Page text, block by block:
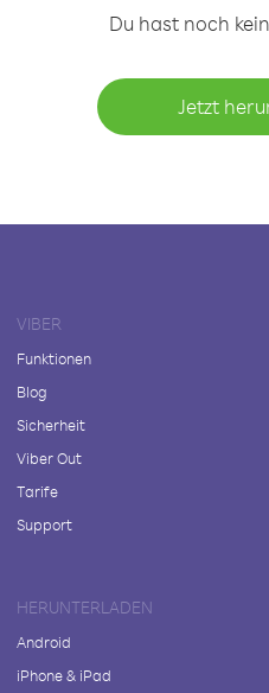
Du hast noch
Jetzt
VIBER
Funktionen
Blog
Sicherheit
Viber Out
Tarife
Support
HERUNTERLADEN
Android
iPhone & iPad